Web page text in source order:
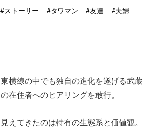
#ストーリー #タワマン #友達 #夫婦
東横線の中でも独自の進化を遂げる武
の在住者へのヒアリングを敢行。
見えてきたのは特有の生態系と価値観